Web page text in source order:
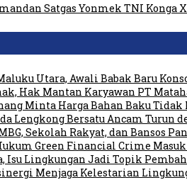
Satgas Yonmek TNI Konga
Utara, Awali Babak Baru
Hak Mantan Karyawan PT
Minta Harga Bahan Baku Tidak
Lengkong Bersatu Ancam Turun
Sekolah Rakyat, dan Bansos
Green Financial Crime
Isu Lingkungan Jadi Topik
Menjaga Kelestarian